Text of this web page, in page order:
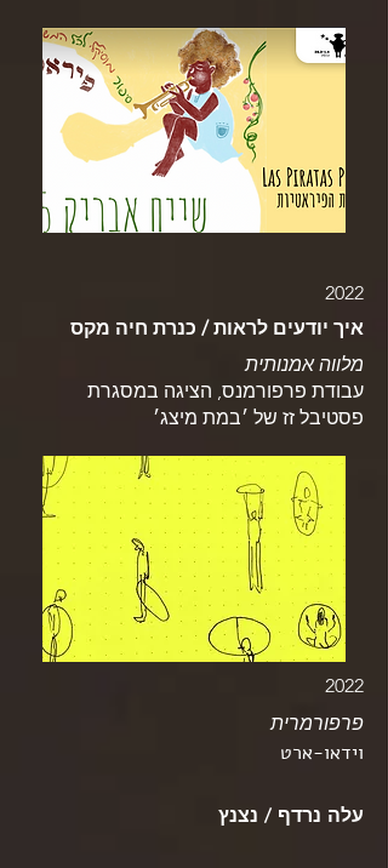
2022
איך יודעים לראות / כנרת חיה מקס
מלווה אמנותית
עבודת פרפורמנס, הציגה במסגרת
פסטיבל זז של ׳במת מיצג׳
2022
פרפורמרית
וידאו-ארט
עלה נרדף / נצנץ